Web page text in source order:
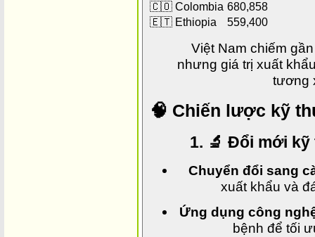
🇨🇴 Colombia 680,858
🇪🇹 Ethiopia
559,400
Việt Nam chiếm
nhưng giá trị xuất
tương
🧠 Chiến lược kỹ
1. 🔬 Đổi mới
Chuyển đổi sang
xuất khẩu và
Ứng dụng công
bệnh để tối